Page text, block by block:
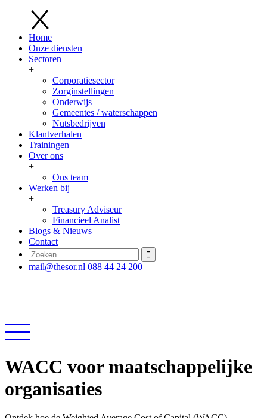
Home
Onze diensten
Sectoren
+
Corporatiesector
Zorginstellingen
Onderwijs
Gemeentes / waterschappen
Nutsbedrijven
Klantverhalen
Trainingen
Over ons
+
Ons team
Werken bij
+
Treasury Adviseur
Financieel Analist
Blogs & Nieuws
Contact
mail@thesor.nl 088 44 24 200
WACC voor maatschappelijke
organisaties